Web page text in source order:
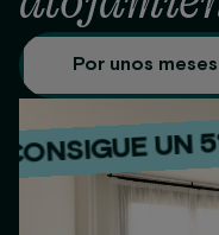
Por unos meses
UN 5%